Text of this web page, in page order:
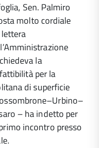
Sen. Palmiro
molto cordiale
la
per la
di superficie
– ha indetto per
incontro presso